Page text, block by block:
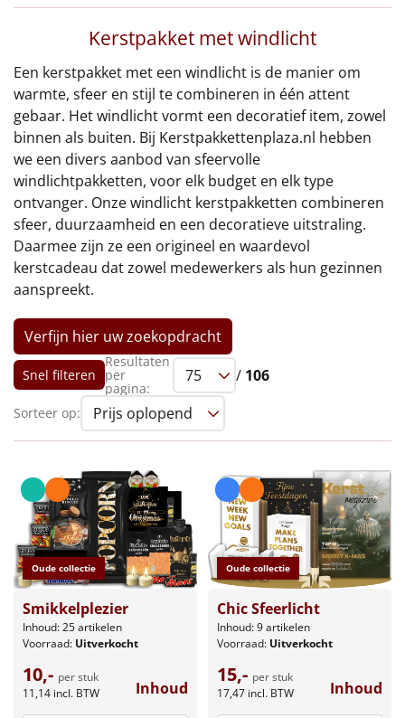
€75 tot €100
€100 en hoger
Alle kerstpakketten 2026
Thema
Origineel
Rituals
Luxe
Mannen
Vrouwen
Duurzaam
Leuke
Goedkope
Uniek
Alle thema's
Artikel
Hitster
Kerstpakket met windlicht
Een kerstpakket met een windlicht is de manier om
warmte, sfeer en stijl te combineren in één attent
gebaar. Het windlicht vormt een decoratief item, zowel
binnen als buiten. Bij Kerstpakkettenplaza.nl hebben
we een divers aanbod van sfeervolle
windlichtpakketten, voor elk budget en elk type
ontvanger. Onze windlicht kerstpakketten combineren
sfeer, duurzaamheid en een decoratieve uitstraling.
Daarmee zijn ze een origineel en waardevol
kerstcadeau dat zowel medewerkers als hun gezinnen
aanspreekt.
Verfijn hier uw zoekopdracht
Snel filteren
Resultaten
per
pagina:
/ 106
Sorteer op:
Oude collectie
Smikkelplezier
Inhoud: 25 artikelen
Voorraad: Uitverkocht
10,- per stuk
11,14 incl. BTW Inhoud
Oude collectie
Chic Sfeerlicht
Inhoud: 9 artikelen
Voorraad: Uitverkocht
15,- per stuk
17,47 incl. BTW Inhoud